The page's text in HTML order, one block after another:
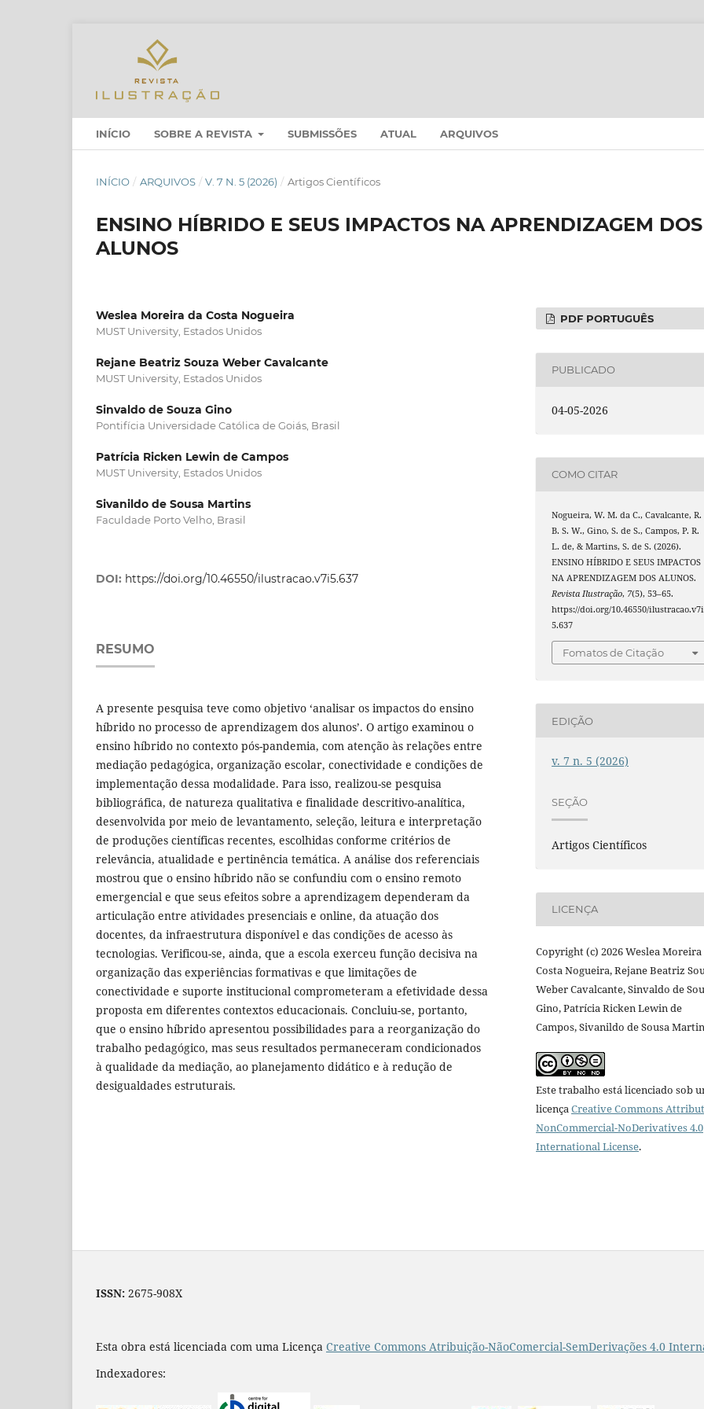
INÍCIO SOBRE A REVISTA SUBMISSÕES ATUAL ARQUIVOS
INÍCIO / ARQUIVOS / V. 7 N. 5 (2026) / Artigos Científicos
ENSINO HÍBRIDO E SEUS IMPACTOS NA APRENDIZAGEM DOS
ALUNOS
Weslea Moreira da Costa Nogueira
MUST University, Estados Unidos
Rejane Beatriz Souza Weber Cavalcante
MUST University, Estados Unidos
Sinvaldo de Souza Gino
Pontifícia Universidade Católica de Goiás, Brasil
Patrícia Ricken Lewin de Campos
MUST University, Estados Unidos
Sivanildo de Sousa Martins
Faculdade Porto Velho, Brasil
DOI: https://doi.org/10.46550/ilustracao.v7i5.637
RESUMO
A presente pesquisa teve como objetivo ‘analisar os impactos do ensino
híbrido no processo de aprendizagem dos alunos’. O artigo examinou o
ensino híbrido no contexto pós-pandemia, com atenção às relações entre
mediação pedagógica, organização escolar, conectividade e condições de
implementação dessa modalidade. Para isso, realizou-se pesquisa
bibliográfica, de natureza qualitativa e finalidade descritivo-analítica,
desenvolvida por meio de levantamento, seleção, leitura e interpretação
de produções científicas recentes, escolhidas conforme critérios de
relevância, atualidade e pertinência temática. A análise dos referenciais
mostrou que o ensino híbrido não se confundiu com o ensino remoto
emergencial e que seus efeitos sobre a aprendizagem dependeram da
articulação entre atividades presenciais e online, da atuação dos
docentes, da infraestrutura disponível e das condições de acesso às
tecnologias. Verificou-se, ainda, que a escola exerceu função decisiva na
organização das experiências formativas e que limitações de
conectividade e suporte institucional comprometeram a efetividade dessa
proposta em diferentes contextos educacionais. Concluiu-se, portanto,
que o ensino híbrido apresentou possibilidades para a reorganização do
trabalho pedagógico, mas seus resultados permaneceram condicionados
à qualidade da mediação, ao planejamento didático e à redução de
desigualdades estruturais.
PDF PORTUGUÊS
PUBLICADO
04-05-2026
COMO CITAR
Nogueira, W. M. da C., Cavalcante, R.
B. S. W., Gino, S. de S., Campos, P. R.
L. de, & Martins, S. de S. (2026).
ENSINO HÍBRIDO E SEUS IMPACTOS
NA APRENDIZAGEM DOS ALUNOS.
Revista Ilustração, 7(5), 53–65.
https://doi.org/10.46550/ilustracao.v7i
5.637
Fomatos de Citação
EDIÇÃO
v. 7 n. 5 (2026)
SEÇÃO
Artigos Científicos
LICENÇA
Copyright (c) 2026 Weslea Moreira
Costa Nogueira, Rejane Beatriz
Weber Cavalcante, Sinvaldo de
Gino, Patrícia Ricken Lewin de
Campos, Sivanildo de Sousa
Este trabalho está licenciado sob
licença Creative Commons
NonCommercial-NoDerivatives 4.0
International License.
ISSN: 2675-908X
Esta obra está licenciada com uma Licença Creative Commons Atribuição-NãoComercial-SemDerivações 4.0
Indexadores: